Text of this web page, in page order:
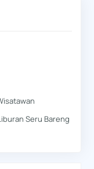
Seru Bareng